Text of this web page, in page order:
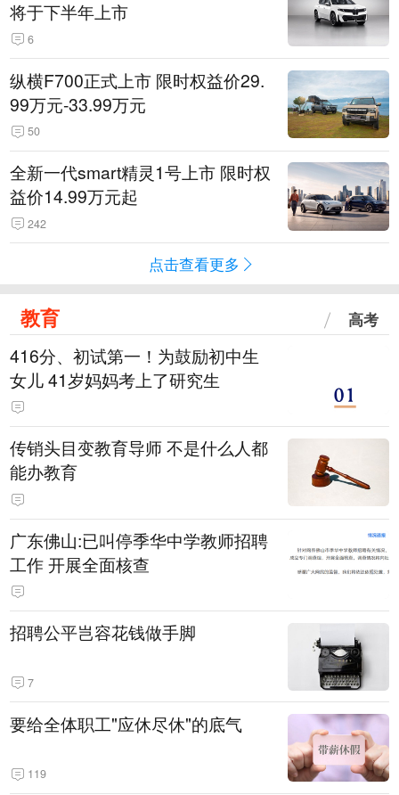
将于下半年上市
6
纵横F700正式上市 限时权益价29.
99万元-33.99万元
50
全新一代smart精灵1号上市 限时权
益价14.99万元起
242
点击查看更多
教育 高考
416分、初试第一！为鼓励初中生
女儿 41岁妈妈考上了研究生
传销头目变教育导师 不是什么人都
能办教育
广东佛山:已叫停季华中学教师招聘
工作 开展全面核查
招聘公平岂容花钱做手脚
7
要给全体职工"应休尽休"的底气
119